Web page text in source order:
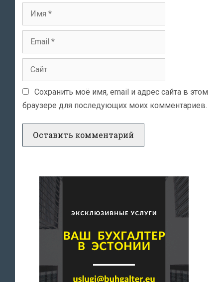
Сохранить моё имя, email и адрес сайта в этом
браузере для последующих моих комментариев.